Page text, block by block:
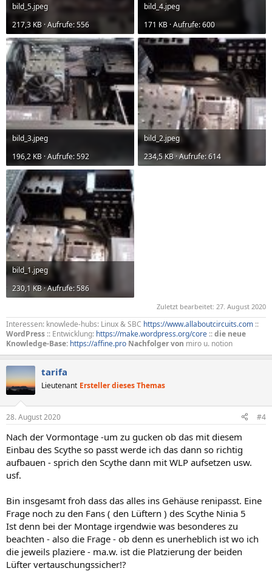
bild_5.jpeg
217,3 KB · Aufrufe: 556
bild_4.jpeg
171 KB · Aufrufe: 600
bild_3.jpeg
196,2 KB · Aufrufe: 592
bild_2.jpeg
234,5 KB · Aufrufe: 614
bild_1.jpeg
230,1 KB · Aufrufe: 586
Zuletzt bearbeitet: 27. August 2020
Interessen: knowlede-hubs: Linux & SBC https://www.allaboutcircuits.com ::
WordPress :: Entwicklung: https://make.wordpress.org/core ::die neue
Knowledge-Base: https://affine.pro Nachfolger von miro u. notion
tarifa
Lieutenant Ersteller dieses Themas
28. August 2020 #4
Nach der Vormontage -um zu gucken ob das mit diesem
Einbau des Scythe so passt werde ich das dann so richtig
aufbauen - sprich den Scythe dann mit WLP aufsetzen usw.
usf.
Bin insgesamt froh dass das alles ins Gehäuse renipasst. Eine
Frage noch zu den Fans ( den Lüftern ) des Scythe Ninia 5
Ist denn bei der Montage irgendwie was besonderes zu
beachten - also die Frage - ob denn es unerheblich ist wo ich
die jeweils plaziere - ma.w. ist die Platzierung der beiden
Lüfter vertauschungssicher!?